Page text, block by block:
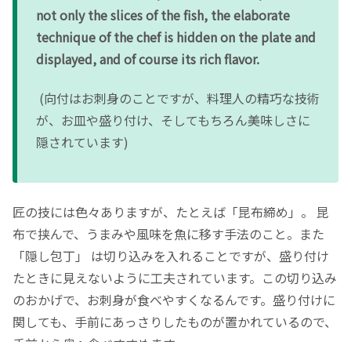
not only the slices of the fish, the elaborate
technique of the chef is hidden on the plate and
displayed, and of course its rich flavor.
(向付はお刺身のことですが、料理人の精巧な技術
が、お皿や盛り付け、そしてもちろん美味しさに
隠されています)
匠の技には色々ありますが、たとえば「昆布締め」。 昆
布で挟んで、うまみや風味を魚に移す手法のこと。また
「隠し包丁」 は切り込みを入れることですが、盛り付け
たときに見えないように工夫されています。この切り込み
のおかげで、お刺身が食べやすくなるんです。盛り付けに
関しても、手前にあっさりしたものが置かれているので、